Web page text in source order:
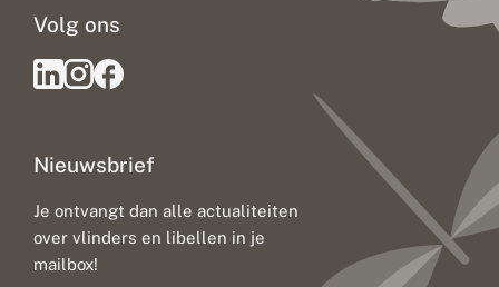
Nieuwsbrief
Je ontvangt dan alle actualiteiten
over vlinders en libellen in je
mailbox!
Volg ons